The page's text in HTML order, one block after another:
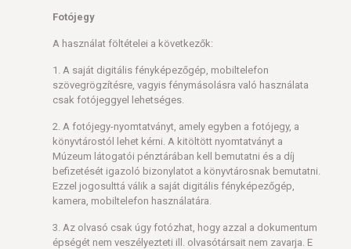
Fotójegy
A használat föltételei a következők:
1. A saját digitális fényképezőgép, mobiltelefon
szövegrögzítésre, vagyis fénymásolásra való használata
csak fotójeggyel lehetséges.
2. A fotójegy-nyomtatványt, amely egyben a fotójegy, a
könyvtárostól lehet kérni. A kitöltött nyomtatványt a
Múzeum látogatói pénztárában kell bemutatni és a díj
befizetését igazoló bizonylatot a könyvtárosnak bemutatni.
Ezzel jogosulttá válik a saját digitális fényképezőgép,
kamera, mobiltelefon használatára.
3. Az olvasó csak úgy fotózhat, hogy azzal a dokumentum
épségét nem veszélyezteti ill. olvasótársait nem zavarja. E